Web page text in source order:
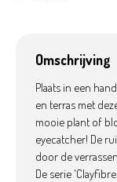
Omschrijving
Plaats in een
en terras met
mooie plant of
eyecatcher! De
door de
De serie